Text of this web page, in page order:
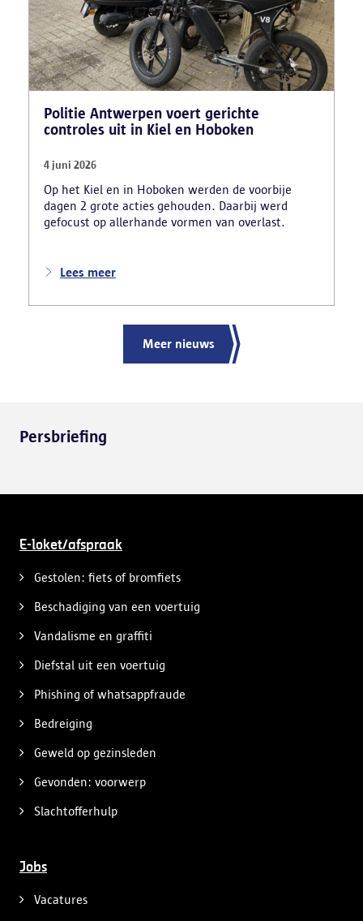
strafregister gebruikte.
Politie Antwerpen voert gerichte
controles uit in Kiel en Hoboken
4 juni 2026
Op het Kiel en in Hoboken werden de voorbije
dagen 2 grote acties gehouden. Daarbij werd
gefocust op allerhande vormen van overlast.
Lees meer
Meer nieuws
Persbriefing
E-loket/afspraak
Gestolen: fiets of bromfiets
Beschadiging van een voertuig
Vandalisme en graffiti
Diefstal uit een voertuig
Phishing of whatsappfraude
Bedreiging
Geweld op gezinsleden
Gevonden: voorwerp
Slachtofferhulp
Jobs
Vacatures